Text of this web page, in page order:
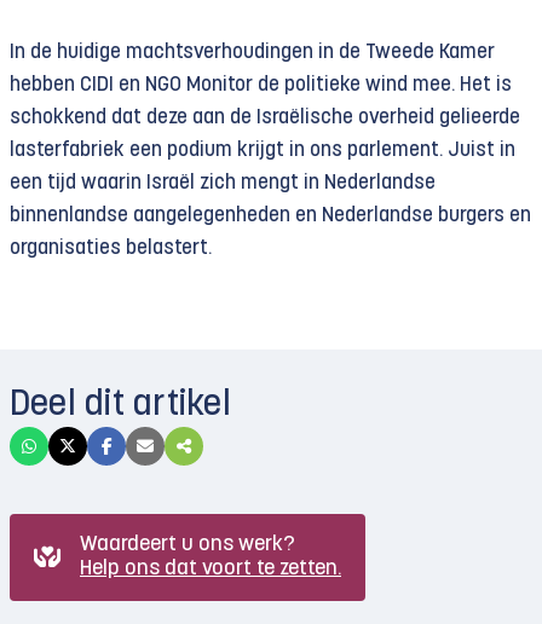
In de huidige machtsverhoudingen in de Tweede Kamer
hebben CIDI en NGO Monitor de politieke wind mee. Het is
schokkend dat deze aan de Israëlische overheid gelieerde
lasterfabriek een podium krijgt in ons parlement. Juist in
een tijd waarin Israël zich mengt in Nederlandse
binnenlandse aangelegenheden en Nederlandse burgers en
organisaties belastert.
Deel dit artikel
Waardeert u ons werk?
Help ons dat voort te zetten.